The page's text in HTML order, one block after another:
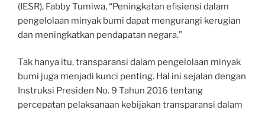
(IESR), Fabby Tumiwa, “Peningkatan efisiensi dalam
pengelolaan minyak bumi dapat mengurangi kerugian
dan meningkatkan pendapatan negara.”
Tak hanya itu, transparansi dalam pengelolaan minyak
bumi juga menjadi kunci penting. Hal ini sejalan dengan
Instruksi Presiden No. 9 Tahun 2016 tentang
percepatan pelaksanaan kebijakan transparansi dalam